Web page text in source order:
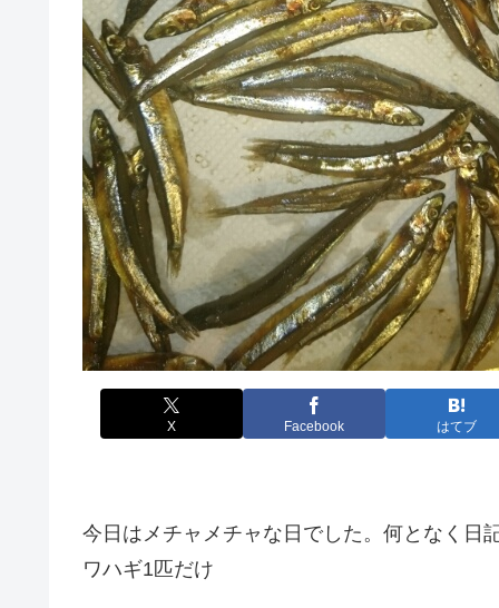
X Facebook はてブ
今日はメチャメチャな日でした。何となく日
ワハギ1匹だけ